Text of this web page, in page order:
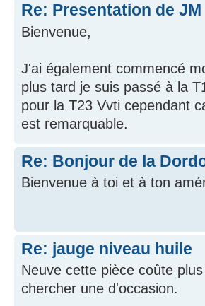
Re: Presentation de JM
Bienvenue,
J'ai également commencé
plus tard je suis passé à la
pour la T23 Vvti cependant
est remarquable.
Re: Bonjour de la
Bienvenue à toi et à ton
Re: jauge niveau huile
Neuve cette pièce coûte
chercher une d'occasion.